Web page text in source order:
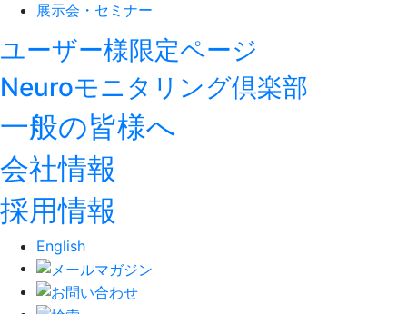
展示会・セミナー
ユーザー様限定ページ
Neuroモニタリング倶楽部
一般の皆様へ
会社情報
採用情報
English